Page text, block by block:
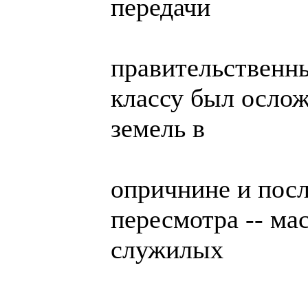
передачи
классу был
земель в
опричнине и
пересмотра --
служилых